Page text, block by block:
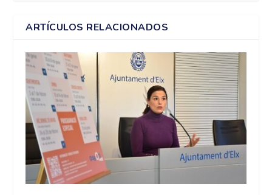
ARTÍCULOS RELACIONADOS